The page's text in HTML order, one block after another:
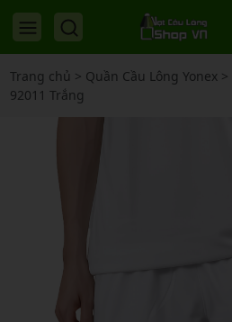
Trang chủ > Quần Cầu Lông Yonex>
92011 Trắng